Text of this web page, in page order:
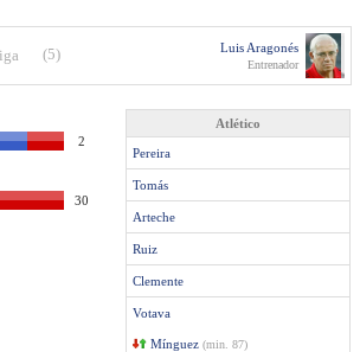
(5) Luis Aragonés
Entrenador
2
30
Atlético
Pereira
Tomás
Arteche
Ruiz
Clemente
Votava
Mínguez (min. 87)